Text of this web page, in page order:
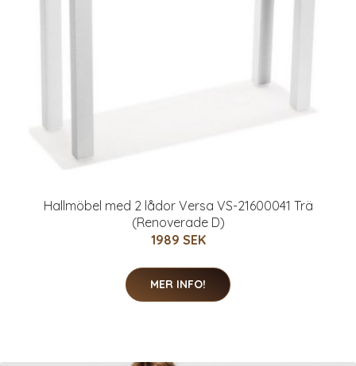
Hallmöbel med 2 lådor Versa VS-21600041 Trä
(Renoverade D)
1989 SEK
MER INFO!